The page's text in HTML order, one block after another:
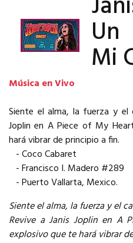
Un
Mi
Música en Vivo
Siente el alma, la fuerza y el
Joplin en A Piece of My
hará vibrar de principio a fin.
- Coco Cabaret
- Francisco I. Madero #289
- Puerto Vallarta, Mexico.
Siente el alma, la fuerza y el
Revive a Janis Joplin en A
explosivo que te hará vibrar